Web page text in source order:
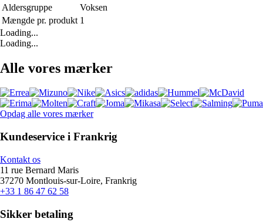
Aldersgruppe
Voksen
Mængde pr. produkt 1
Loading...
Loading...
Alle vores mærker
Opdag alle vores mærker
Kundeservice i Frankrig
Kontakt os
11 rue Bernard Maris
37270 Montlouis-sur-Loire, Frankrig
+33 1 86 47 62 58
Sikker betaling